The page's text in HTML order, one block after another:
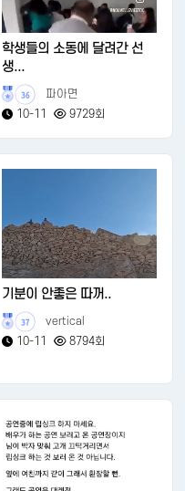
학생들의 소동에 달려간 선
생...
36
파아면
10-11
9729회
기분이 안좋은 따꺼..
37
vertical
10-11
8794회